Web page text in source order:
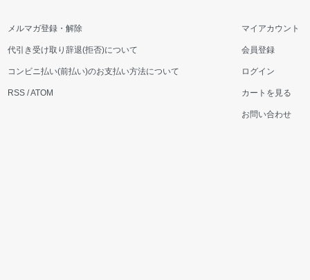
メルマガ登録・解除
代引き受け取り辞退(拒否)について
コンビニ払い(前払い)のお支払い方法について
RSS /ATOM
マイアカウント
会員登録
ログイン
カートを見る
お問い合わせ